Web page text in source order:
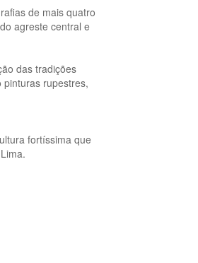
de mais quatro
agreste central e
das tradições
rupestres,
fortíssima que